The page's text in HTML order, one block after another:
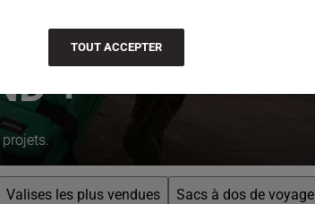
+
Valises les plus vendues Sacs à dos de voyage
TOUT ACCEPTER